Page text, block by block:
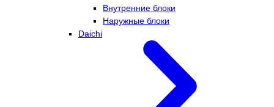
Внутренние блоки
Наружные блоки
Daichi